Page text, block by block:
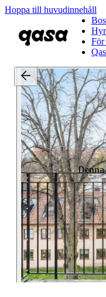
Hoppa till huvudinnehåll
För